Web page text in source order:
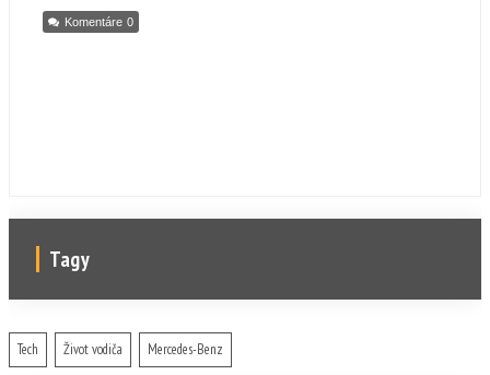
Komentáre 0
Tagy
Tech Život vodiča Mercedes-Benz